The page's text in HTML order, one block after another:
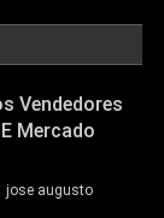
Vendedores
Mercado
jose augusto